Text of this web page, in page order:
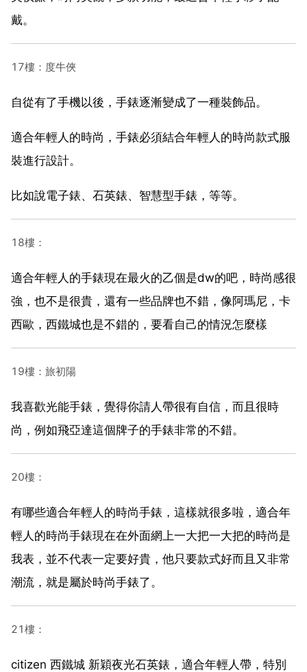
戴。
17樓：度牛俠
自從有了手機以後，手錶逐漸變成了一種裝飾品。
適合年輕人的時尚，手錶必須結合年輕人的時尚款式服
裝進行設計。
比如說電子錶、石英錶、智慧型手錶，等等。
18樓：
適合年輕人的手錶現在最火的乙個是dw的吧，時尚感很
強，也不是很貴，還有一些品牌也不錯，像阿瑪尼，卡
西歐，西鐵城也是不錯的，要看自己的情況怎麼樣
19樓：旅初陽
我喜歡光能手錶，覺得你請人帶很有自信，而且很時
尚，例如飛亞達這個牌子的手錶非常的不錯。
20樓：
有哪些適合年輕人的時尚手錶，這樣就很多啦，適合年
輕人的時尚手錶現在在外面網上一大把一大把的時尚是
我表，並不代表一定要好貴，他只要款式好而且又非常
潮流，就是屬於時尚手錶了。
21樓：
citizen 西鐵城 新穎夜光石英錶，適合年輕人帶，特別